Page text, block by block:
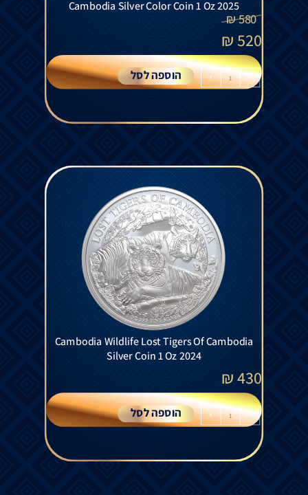
Cambodia Silver Color Coin 1 Oz 2025
580
₪
520
₪
-
+ הוספה לסל
Cambodia Wildlife Lost Tigers Of Cambodia
Silver Coin 1 Oz 2024
430
₪
-
+ הוספה לסל